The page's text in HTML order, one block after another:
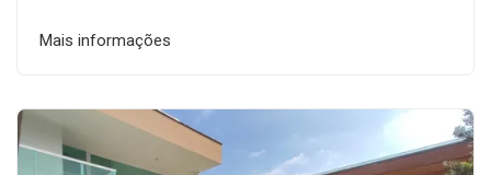
Mais informações